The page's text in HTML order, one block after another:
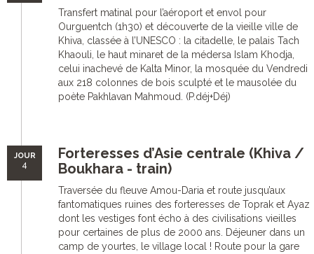
Transfert matinal pour l’aéroport et envol pour
Ourguentch (1h30) et découverte de la vieille ville de
Khiva, classée à l’UNESCO : la citadelle, le palais Tach
Khaouli, le haut minaret de la médersa Islam Khodja,
celui inachevé de Kalta Minor, la mosquée du Vendredi
aux 218 colonnes de bois sculpté et le mausolée du
poète Pakhlavan Mahmoud. (P.déj+Déj)
JOUR
4
Forteresses d’Asie centrale (Khiva /
Boukhara - train)
Traversée du fleuve Amou-Daria et route jusqu’aux
fantomatiques ruines des forteresses de Toprak et Ayaz
dont les vestiges font écho à des civilisations vieilles
pour certaines de plus de 2000 ans. Déjeuner dans un
camp de yourtes, le village local ! Route pour la gare